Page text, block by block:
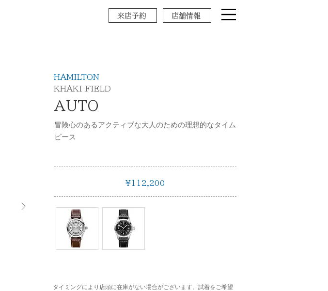
来店予約 店舗情報
HAMILTON
KHAKI FIELD
AUTO
冒険心のあるアクティブな大人のための理想的なタイム
ピース
¥112,200
タイミングにより店頭に在庫がない場合がございます。試着をご希望